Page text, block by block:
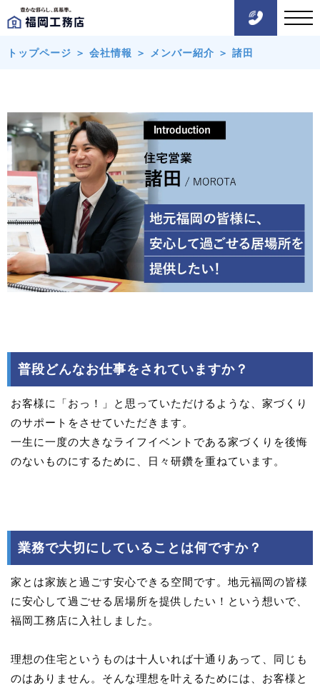
トップページ ＞ 会社情報 ＞ メンバー紹介 ＞ 諸田
普段どんなお仕事をされていますか？
お客様に「おっ！」と思っていただけるような、家づくり
のサポートをさせていただきます。
一生に一度の大きなライフイベントである家づくりを後悔
のないものにするために、日々研鑽を重ねています。
業務で大切にしていることは何ですか？
家とは家族と過ごす安心できる空間です。地元福岡の皆様
に安心して過ごせる居場所を提供したい！という想いで、
福岡工務店に入社しました。
理想の住宅というものは十人いれば十通りあって、同じも
のはありません。そんな理想を叶えるためには、お客様と